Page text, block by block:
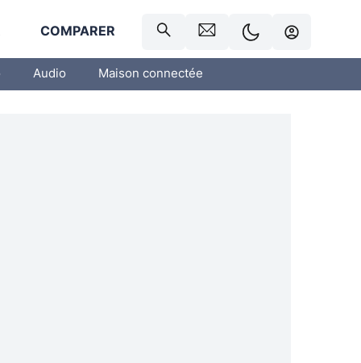
COMPARER
Audio Maison connectée